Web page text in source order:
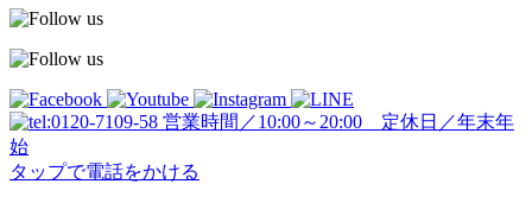
営業時間／10:00～20:00 定休日／年末年
始
タップで電話をかける